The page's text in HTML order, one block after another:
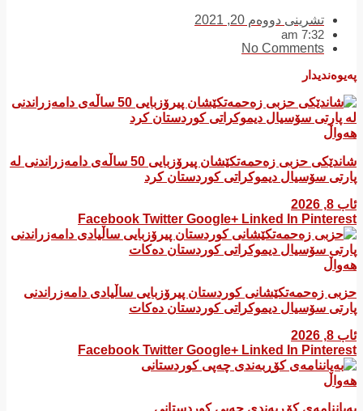
تشرینی دووەم 20, 2021
7:32 am
No Comments
پەیوەندیدار
هەواڵ
شاندێکی حزبی زەحمەتکێشان پیرۆزبایی 50 ساڵەی دامەزراندنی لە
پارتی سۆسیال دیموکراتی کوردستان کرد
ئاب 8, 2026
Facebook Twitter Google+ Linked In Pinterest
هەواڵ
​حزبی زەحمەتکێشانی کوردستان پیرۆزبایی ساڵیادی دامەزراندنی
پارتی سۆسیال دیموکراتی کوردستان دەکات
ئاب 8, 2026
Facebook Twitter Google+ Linked In Pinterest
هەواڵ